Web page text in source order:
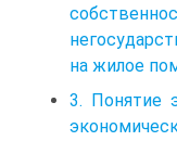
на жилое
3. Понятие